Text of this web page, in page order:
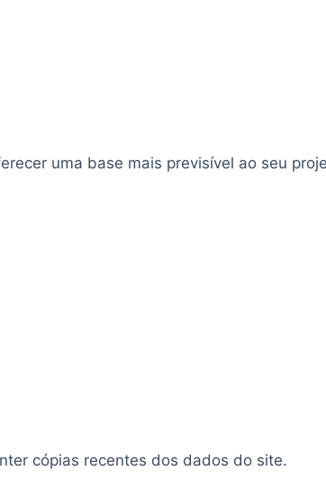
uma base mais previsível ao seu
cópias recentes dos dados do site.